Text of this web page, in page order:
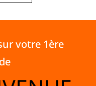
votre 1ère